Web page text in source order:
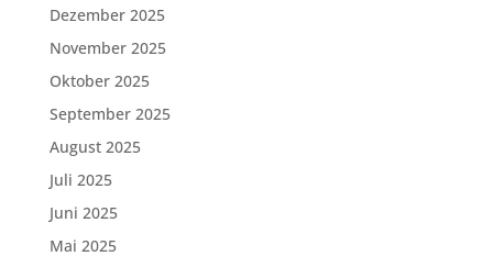
Dezember 2025
November 2025
Oktober 2025
September 2025
August 2025
Juli 2025
Juni 2025
Mai 2025